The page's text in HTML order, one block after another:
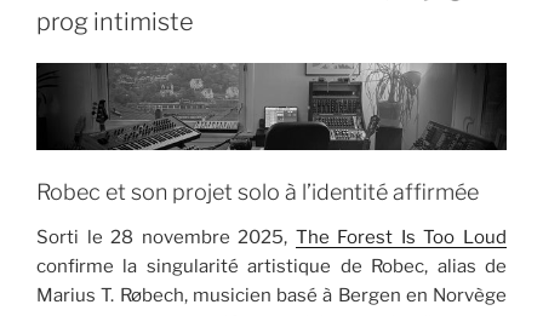
prog intimiste
Robec et son projet solo à l’identité affirmée
Sorti le 28 novembre 2025, The Forest Is Too Loud
confirme la singularité artistique de Robec, alias de
Marius T. Røbech, musicien basé à Bergen en Norvège